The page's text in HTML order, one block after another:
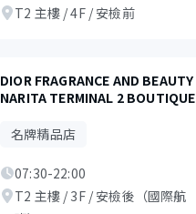
T2 主樓 / 4F / 安檢前
DIOR FRAGRANCE AND BEAUTY
NARITA TERMINAL 2 BOUTIQUE
名牌精品店
07:30-22:00
T2 主樓 / 3F / 安檢後（國際航